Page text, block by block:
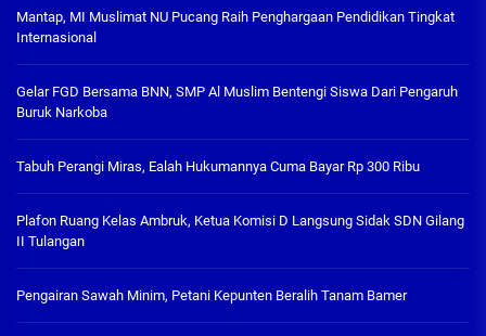
Mantap, MI Muslimat NU Pucang Raih Penghargaan Pendidikan Tingkat
Internasional
Gelar FGD Bersama BNN, SMP Al Muslim Bentengi Siswa Dari Pengaruh
Buruk Narkoba
Tabuh Perangi Miras, Ealah Hukumannya Cuma Bayar Rp 300 Ribu
Plafon Ruang Kelas Ambruk, Ketua Komisi D Langsung Sidak SDN Gilang
II Tulangan
Pengairan Sawah Minim, Petani Kepunten Beralih Tanam Bamer